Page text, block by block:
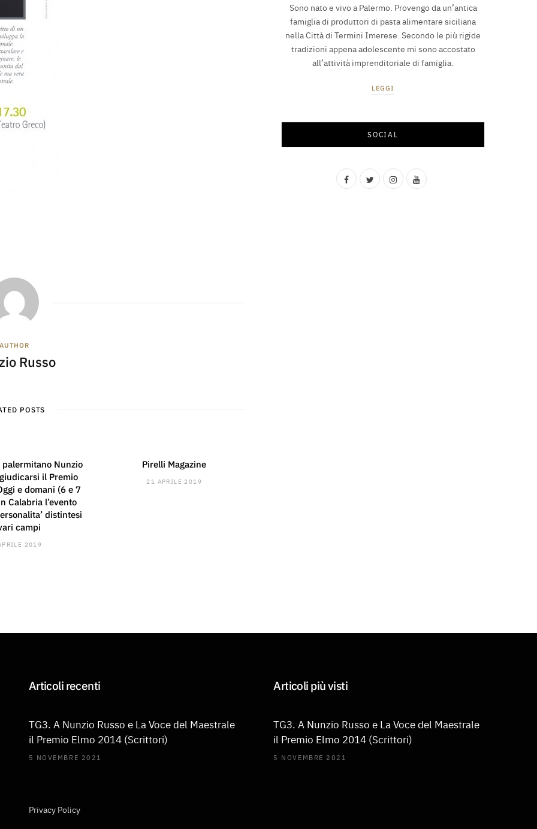
AUTHOR
Russo
POSTS
palermitano Nunzio
il Premio
e domani (6 e 7
Calabria l’evento
distintesi
campi
2019
Pirelli Magazine
21 APRILE 2019
Sono nato e vivo a Palermo. Provengo da un’antica
famiglia di produttori di pasta alimentare siciliana
nella Città di Termini Imerese. Secondo le più rigide
tradizioni appena adolescente mi sono accostato
all’attività imprenditoriale di famiglia.
LEGGI
SOCIAL
F
T
I
Y
Articoli recenti
TG3. A Nunzio Russo e La Voce del Maestrale
il Premio Elmo 2014 (Scrittori)
5 NOVEMBRE 2021
Articoli più visti
TG3. A Nunzio Russo e La Voce del Maestrale
il Premio Elmo 2014 (Scrittori)
5 NOVEMBRE 2021
Privacy Policy